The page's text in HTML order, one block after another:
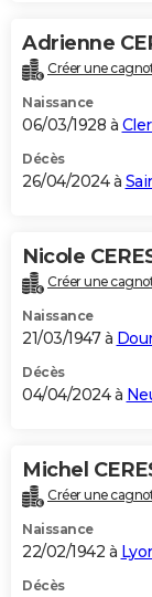
Adrienne
Créer une
Naissance
06/03/1928 à
Décès
26/04/2024 à
Nicole
Créer une
Naissance
21/03/1947 à
Décès
04/04/2024 à
Michel
Créer une
Naissance
22/02/1942 à
Décès